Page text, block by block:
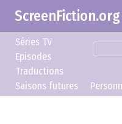
ScreenFiction.org
Séries TV
Episodes
Traductions
Saisons futures